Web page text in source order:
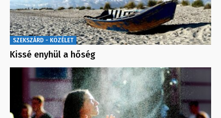
SZEKSZÁRD - KÖZÉLET
Kissé enyhül a hőség